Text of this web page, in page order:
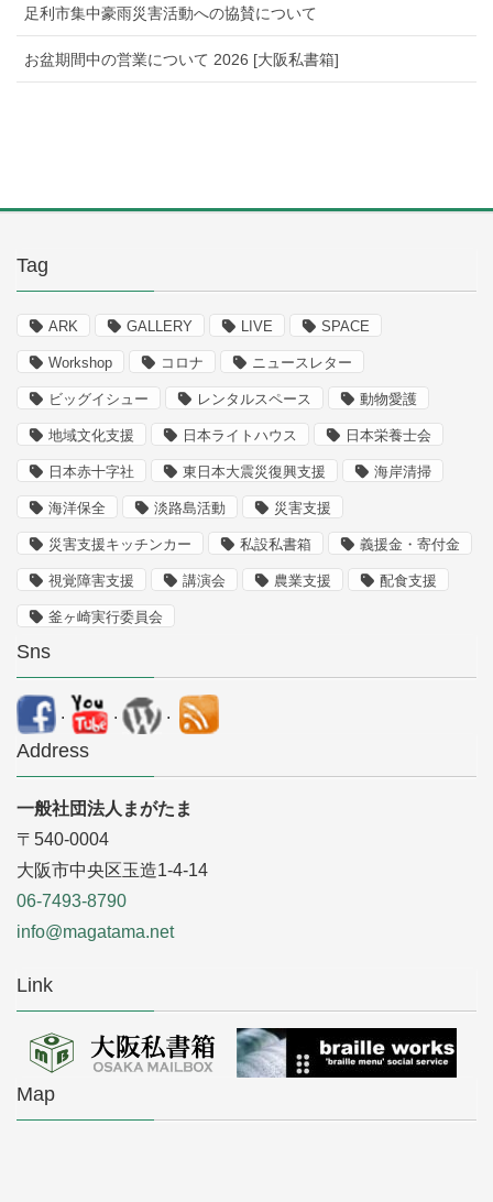
足利市集中豪雨災害活動への協賛について
お盆期間中の営業について 2026 [大阪私書箱]
Tag
ARK GALLERY LIVE SPACE
Workshop コロナ ニュースレター
ビッグイシュー レンタルスペース 動物愛護
地域文化支援 日本ライトハウス 日本栄養士会
日本赤十字社 東日本大震災復興支援 海岸清掃
海洋保全 淡路島活動 災害支援
災害支援キッチンカー 私設私書箱 義援金・寄付金
視覚障害支援 講演会 農業支援 配食支援
釜ヶ崎実行委員会
Sns
. . .
Address
一般社団法人まがたま
〒540-0004
大阪市中央区玉造1-4-14
06-7493-8790
info@magatama.net
Link
Map